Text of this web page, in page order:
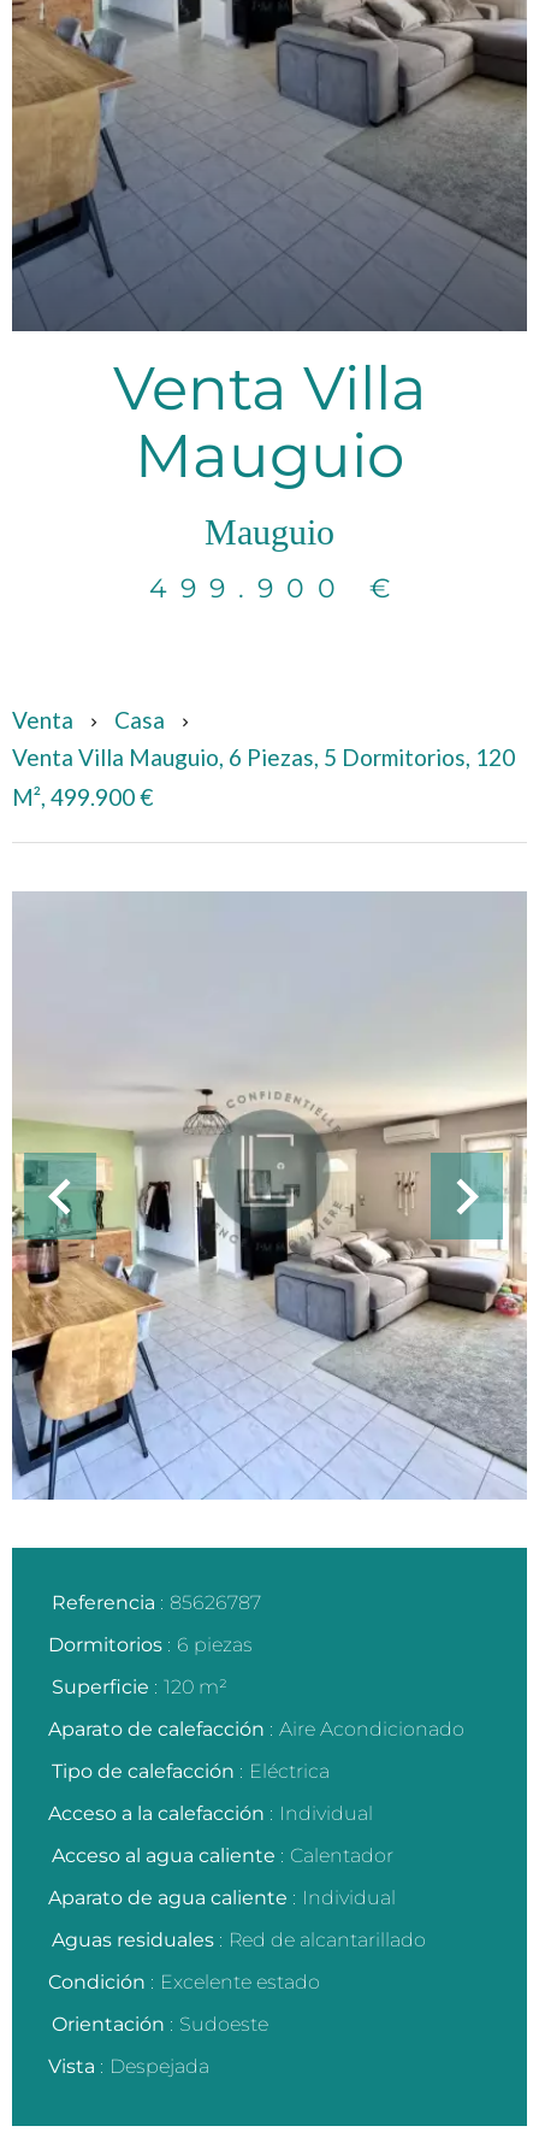
Venta Villa
Mauguio
Mauguio
499.900 €
Venta
Casa
Venta Villa Mauguio, 6 Piezas, 5 Dormitorios, 120
M², 499.900 €
Referencia
85626787
Dormitorios
6 piezas
Superficie
120 m²
Aparato de calefacción
Aire Acondicionado
Tipo de calefacción
Eléctrica
Acceso a la calefacción
Individual
Acceso al agua caliente
Calentador
Aparato de agua caliente
Individual
Aguas residuales
Red de alcantarillado
Condición
Excelente estado
Orientación
Sudoeste
Vista
Despejada